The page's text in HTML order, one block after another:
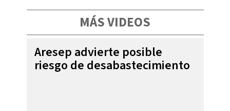
MÁS VIDEOS
Aresep advierte posible
riesgo de desabastecimiento